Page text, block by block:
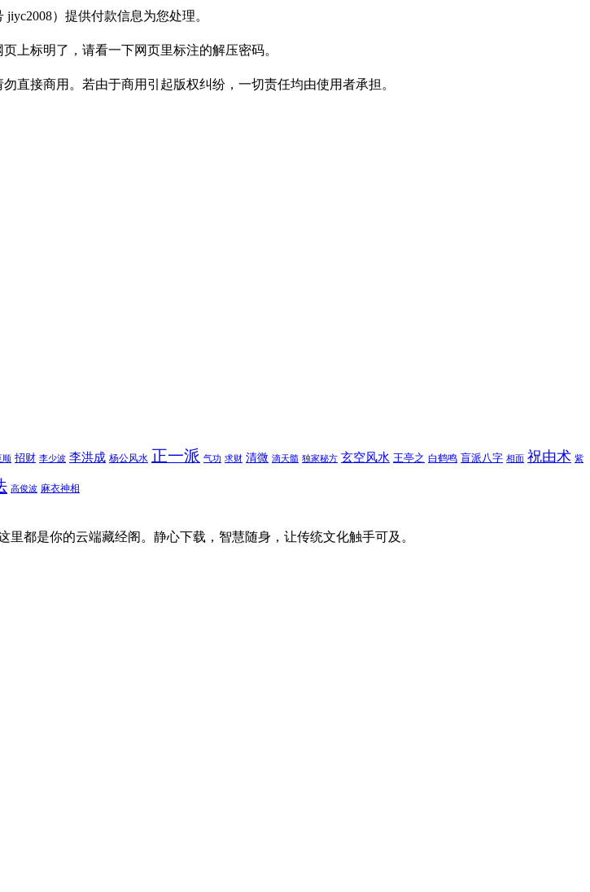
）提供付款信息为您处理。
上标明了，请看一下网页里标注的解压密码。
直接商用。若由于商用引起版权纠纷，一切责任均由使用者承担。
顺 招财 李少波 李洪成 杨公风水 正一派 气功 求财 清微 滴天髓 独家秘方 玄空风水 王亭之 白鹤鸣 盲派八字 相面 祝由术 紫
高俊波 麻衣神相
都是你的云端藏经阁。静心下载，智慧随身，让传统文化触手可及。